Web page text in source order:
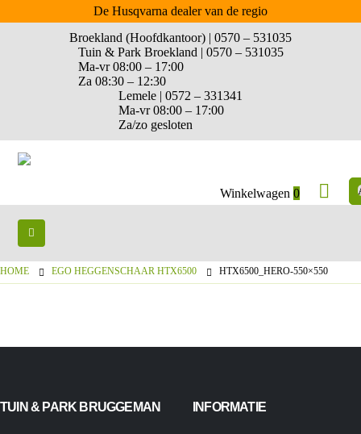
De Husqvarna dealer van de regio
Broekland (Hoofdkantoor) | 0570 – 531035
Tuin & Park Broekland | 0570 – 531035
Ma-vr 08:00 – 17:00
Za 08:30 – 12:30
Lemele | 0572 – 331341
Ma-vr 08:00 – 17:00
Za/zo gesloten
Winkelwagen 0
HOME EGO HEGGENSCHAAR HTX6500 HTX6500_HERO-550×550
TUIN & PARK BRUGGEMAN INFORMATIE